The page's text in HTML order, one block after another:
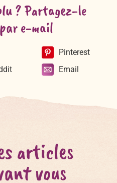
? Partagez-le
e-mail
Pinterest
Email
articles
vous